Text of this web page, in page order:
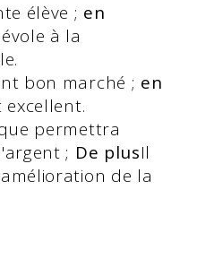
élève ; en
à la
bon marché ; en
excellent.
permettra
; De plusIl
de la